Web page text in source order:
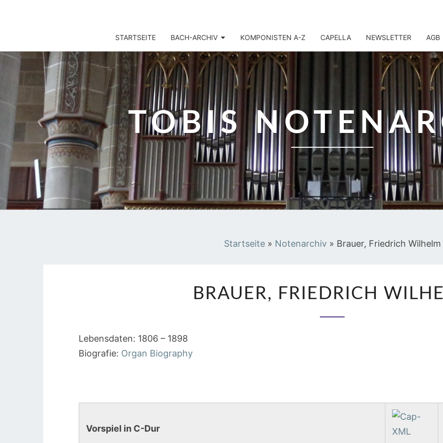
STARTSEITE BACH-ARCHIV KOMPONISTEN A-Z CAPELLA NEWSLETTER AGB
TOBIS
Startseite» Notenarchiv» Brauer, Friedrich Wilhelm
FRIEDRICH
BRAUER, FRIEDRICH
Lebensdaten: 1806 – 1898
Biografie: Organ Biography
Vorspiel in C-Dur